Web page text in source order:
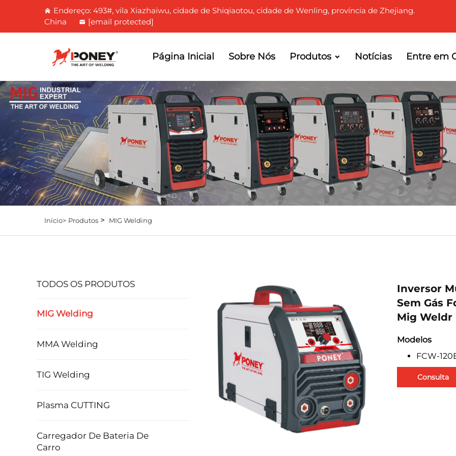
Endereço: 493#, vila Xiazhaiwu, cidade de Shiqiaotou, cidade de Wenling, província de Zhejiang.
China
[email protected]
Página Inicial Sobre Nós Produtos Notícias Entre em
Início> Produtos > MIG Welding
TODOS OS PRODUTOS
MIG Welding
MMA Welding
TIG Welding
Plasma CUTTING
Carregador De Bateria De
Carro
Inversor
Sem Gás
Mig Weldr
Modelos
FCW-
Consulta